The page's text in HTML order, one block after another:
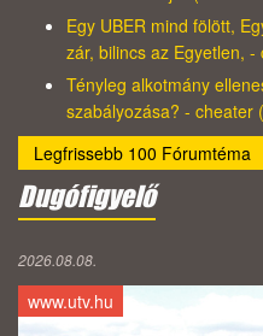
Egy UBER mind fölött,
zár, bilincs az Egyetlen,
Tényleg alkotmány
szabályozása? - cheater
Legfrissebb 100 Fórumtéma
Dugófigyelő
2026.08.08.
www.utv.hu